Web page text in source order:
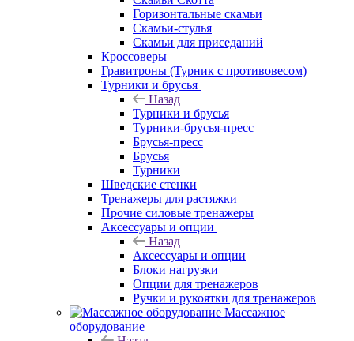
Горизонтальные скамьи
Скамьи-стулья
Скамьи для приседаний
Кроссоверы
Гравитроны (Турник с противовесом)
Турники и брусья
Назад
Турники и брусья
Турники-брусья-пресс
Брусья-пресс
Брусья
Турники
Шведские стенки
Тренажеры для растяжки
Прочие силовые тренажеры
Аксессуары и опции
Назад
Аксессуары и опции
Блоки нагрузки
Опции для тренажеров
Ручки и рукоятки для тренажеров
Массажное
оборудование